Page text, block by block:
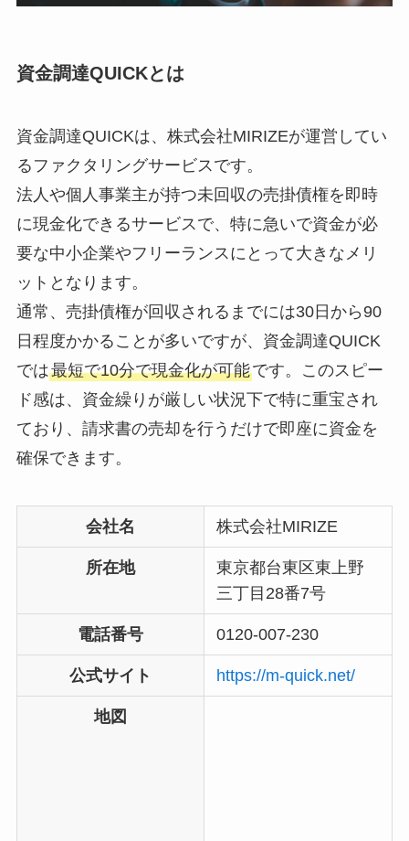
資金調達QUICKとは
資金調達QUICKは、株式会社MIRIZEが運営してい
るファクタリングサービスです。
法人や個人事業主が持つ未回収の売掛債権を即時
に現金化できるサービスで、特に急いで資金が必
要な中小企業やフリーランスにとって大きなメリ
ットとなります。
通常、売掛債権が回収されるまでには30日から90
日程度かかることが多いですが、資金調達QUICK
では最短で10分で現金化が可能です。このスピー
ド感は、資金繰りが厳しい状況下で特に重宝され
ており、請求書の売却を行うだけで即座に資金を
確保できます。
会社名 株式会社MIRIZE
所在地
東京都台東区東上野
三丁目28番7号
電話番号 0120-007-230
公式サイト https://m-quick.net/
地図